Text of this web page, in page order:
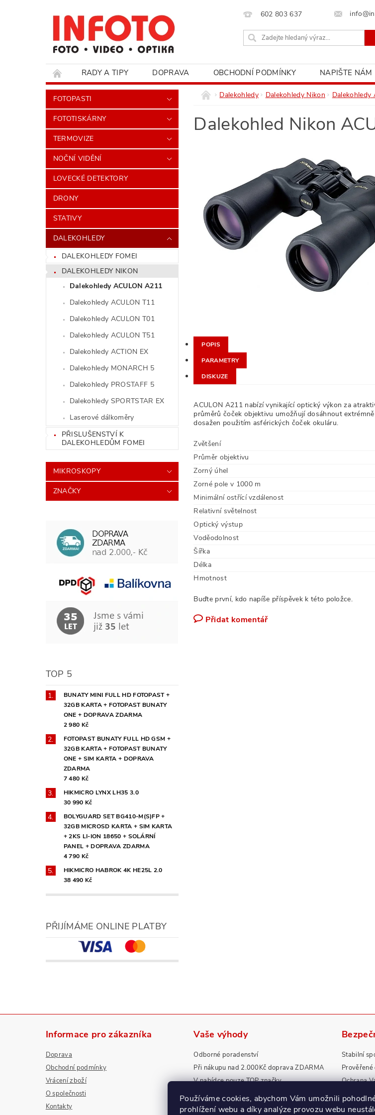
602 803 637
RADY A TIPY DOPRAVA OBCHODNÍ PODMÍNKY NAPIŠTE NÁM
HODNOCENÍ OBCHODU
FOTOPASTI
FOTOTISKÁRNY
TERMOVIZE
NOČNÍ VIDĚNÍ
LOVECKÉ DETEKTORY
DRONY
STATIVY
DALEKOHLEDY
DALEKOHLEDY FOMEI
DALEKOHLEDY NIKON
Dalekohledy ACULON A211
Dalekohledy ACULON T11
Dalekohledy ACULON T01
Dalekohledy ACULON T51
Dalekohledy ACTION EX
Dalekohledy MONARCH 5
Dalekohledy PROSTAFF 5
Dalekohledy SPORTSTAR EX
Laserové dálkoměry
PŘISLUŠENSTVÍ K
DALEKOHLEDŮM FOMEI
MIKROSKOPY
ZNAČKY
TOP 5
BUNATY MINI FULL HD FOTOPAST +
32GB KARTA + FOTOPAST BUNATY
ONE + DOPRAVA ZDARMA
2 980 Kč
FOTOPAST BUNATY FULL HD GSM +
32GB KARTA + FOTOPAST BUNATY
ONE + SIM KARTA + DOPRAVA
ZDARMA
7 480 Kč
HIKMICRO LYNX LH35 3.0
30 990 Kč
BOLYGUARD SET BG410-M(S)FP +
32GB MICROSD KARTA + SIM KARTA
+ 2KS LI-ION 18650 + SOLÁRNÍ
PANEL + DOPRAVA ZDARMA
4 790 Kč
HIKMICRO HABROK 4K HE25L 2.0
38 490 Kč
PŘIJÍMÁME ONLINE PLATBY
Dalekohledy Dalekohledy Nikon Dalekohledy
Dalekohled Nikon
POPIS
PARAMETRY
DISKUZE
ACULON A211 nabízí vynikající optický výkon za
průměrů čoček objektivu umožňují dosáhnout
dosažen použitím asférických čoček okuláru.
Zvětšení
Průměr objektivu
Zorný úhel
Zorné pole v 1000 m
Minimální ostřící vzdálenost
Relativní světelnost
Optický výstup
Voděodolnost
Šířka
Délka
Hmotnost
Buďte první, kdo napíše příspěvek k této položce.
Přidat komentář
Informace pro zákazníka
Doprava
Obchodní podmínky
Vrácení zboží
O společnosti
Kontakty
Vaše výhody
Odborné poradenství
Při nákupu nad 2.000Kč doprava ZDARMA
V nabídce pouze TOP značky
Nadstandardní záruky a servis
Stabilní
Ochrana
Zboží
Používáme cookies, abychom Vám umožnili
prohlížení webu a díky analýze provozu webu